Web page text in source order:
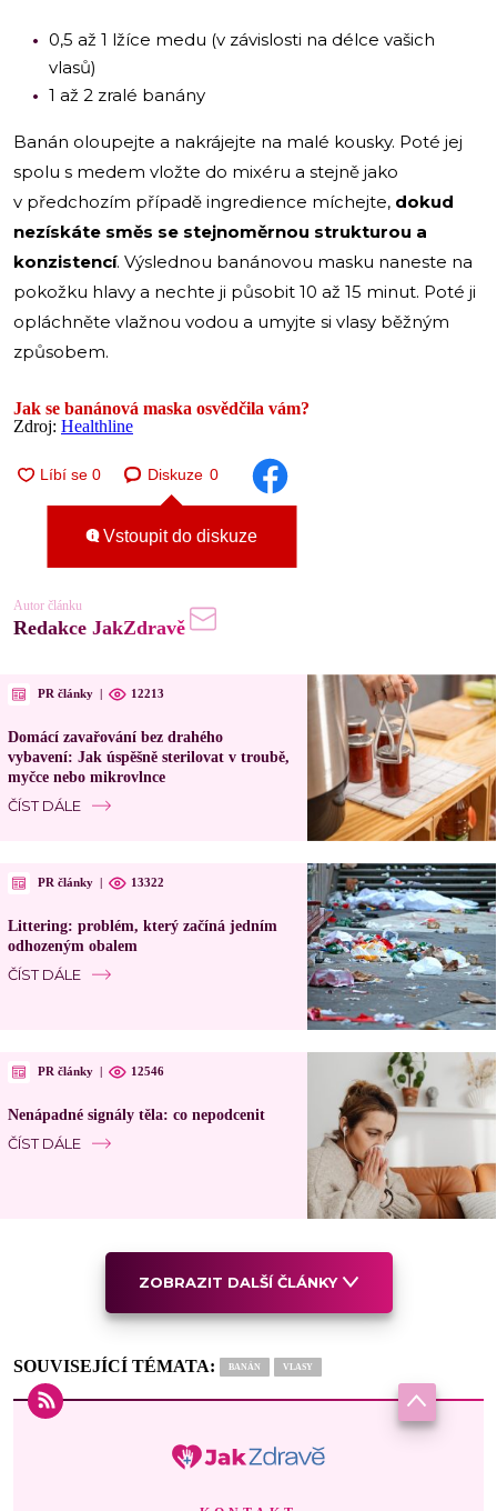
0,5 až 1 lžíce medu (v závislosti na délce vašich
vlasů)
1 až 2 zralé banány
Banán oloupejte a nakrájejte na malé kousky. Poté jej
spolu s medem vložte do mixéru a stejně jako
v předchozím případě ingredience míchejte, dokud
nezískáte směs se stejnoměrnou strukturou a
konzistencí. Výslednou banánovou masku naneste na
pokožku hlavy a nechte ji působit 10 až 15 minut. Poté ji
opláchněte vlažnou vodou a umyjte si vlasy běžným
způsobem.
Jak se banánová maska osvědčila vám?
Zdroj: Healthline
Diskuze 0
Vstoupit do diskuze
Autor článku
Redakce JakZdravě
PR články | 12213
Domácí zavařování bez drahého
vybavení: Jak úspěšně sterilovat v troubě,
myčce nebo mikrovlnce
ČÍST DÁLE
PR články | 13322
Littering: problém, který začíná jedním
odhozeným obalem
ČÍST DÁLE
PR články | 12546
Nenápadné signály těla: co nepodcenit
ČÍST DÁLE
ZOBRAZIT DALŠÍ ČLÁNKY
SOUVISEJÍCÍ TÉMATA: BANÁN VLASY